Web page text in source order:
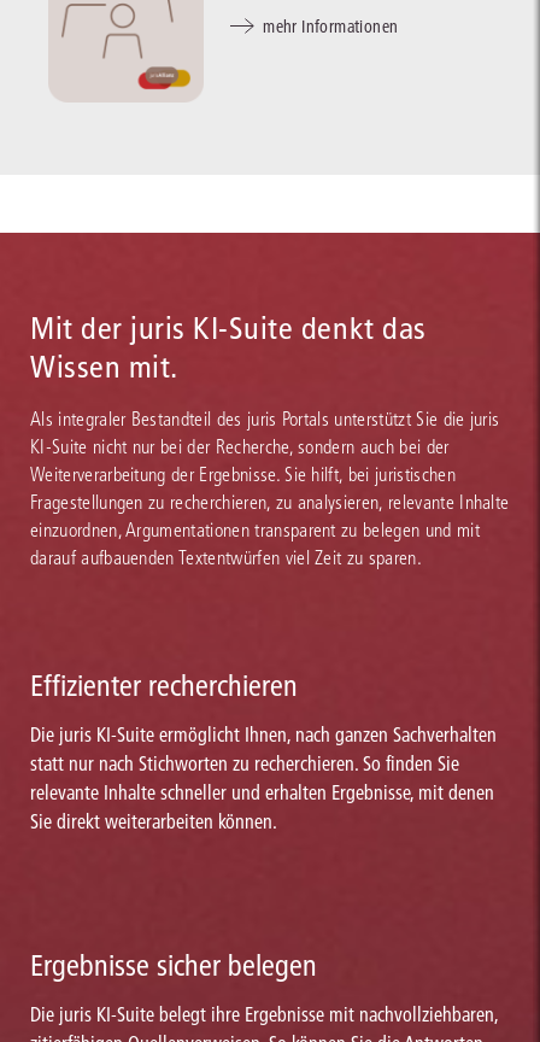
mehr Informationen
Mit der juris KI-Suite denkt das
Wissen mit.
Als integraler Bestandteil des juris Portals unterstützt Sie die juris
KI-Suite nicht nur bei der Recherche, sondern auch bei der
Weiterverarbeitung der Ergebnisse. Sie hilft, bei juristischen
Fragestellungen zu recherchieren, zu analysieren, relevante Inhalte
einzuordnen, Argumentationen transparent zu belegen und mit
darauf aufbauenden Textentwürfen viel Zeit zu sparen.
Effizienter recherchieren
Die juris KI-Suite ermöglicht Ihnen, nach ganzen Sachverhalten
statt nur nach Stichworten zu recherchieren. So finden Sie
relevante Inhalte schneller und erhalten Ergebnisse, mit denen
Sie direkt weiterarbeiten können.
Ergebnisse sicher belegen
Die juris KI-Suite belegt ihre Ergebnisse mit nachvollziehbaren,